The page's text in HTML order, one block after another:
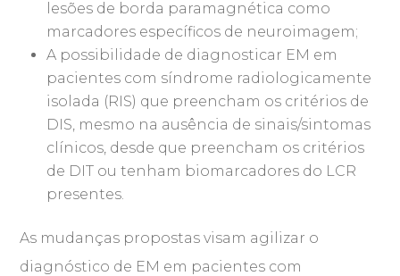
lesões de borda paramagnética como
marcadores específicos de neuroimagem;
A possibilidade de diagnosticar EM em
pacientes com síndrome radiologicamente
isolada (RIS) que preencham os critérios de
DIS, mesmo na ausência de sinais/sintomas
clínicos, desde que preencham os critérios
de DIT ou tenham biomarcadores do LCR
presentes.
As mudanças propostas visam agilizar o
diagnóstico de EM em pacientes com